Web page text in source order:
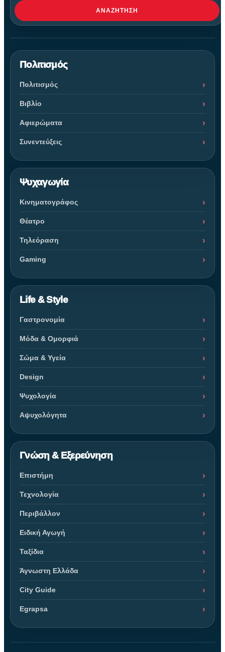
ΑΝΑΖΉΤΗΣΗ
Πολιτισμός
Πολιτισμός
Βιβλίο
Αφιερώματα
Συνεντεύξεις
Ψυχαγωγία
Κινηματογράφος
Θέατρο
Τηλεόραση
Gaming
Life & Style
Γαστρονομία
Μόδα & Ομορφιά
Σώμα & Υγεία
Design
Ψυχολογία
Αψυχολόγητα
Γνώση & Εξερεύνηση
Επιστήμη
Τεχνολογία
Περιβάλλον
Ειδική Αγωγή
Ταξίδια
Άγνωστη Ελλάδα
City Guide
Egrapsa